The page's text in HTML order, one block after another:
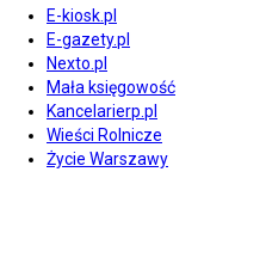
E-kiosk.pl
E-gazety.pl
Nexto.pl
Mała księgowość
Kancelarierp.pl
Wieści Rolnicze
Życie Warszawy